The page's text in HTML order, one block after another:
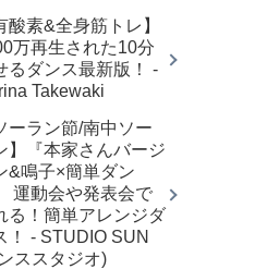
酸素&全身筋トレ】
万再生された10分
るダンス最新版！ -
Takewaki
ーラン節/南中ソー
】『本家さんバージ
&鳴子×簡単ダン
運動会や発表会で
る！簡単アレンジダ
！ - STUDIO SUN
ススタジオ)